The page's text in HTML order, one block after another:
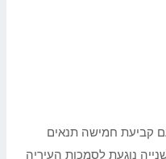
קביעת חמישה תנאים
נוגעת לסמכות העיריה